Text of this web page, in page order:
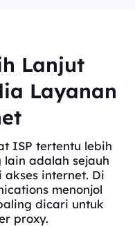
Lanjut
Layanan
ISP tertentu lebih
adalah sejauh
internet. Di
menonjol
dicari untuk
proxy.